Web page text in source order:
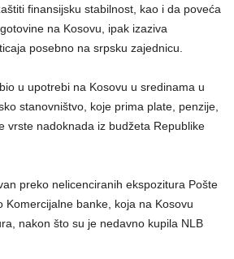
finansijsku stabilnost, kao i da poveća
na Kosovu, ipak izaziva
posebno na srpsku zajednicu.
u upotrebi na Kosovu u sredinama u
stanovništvo, koje prima plate, penzije,
vrste nadoknada iz budžeta Republike
preko nelicenciranih ekspozitura Pošte
Komercijalne banke, koja na Kosovu
nakon što su je nedavno kupila NLB